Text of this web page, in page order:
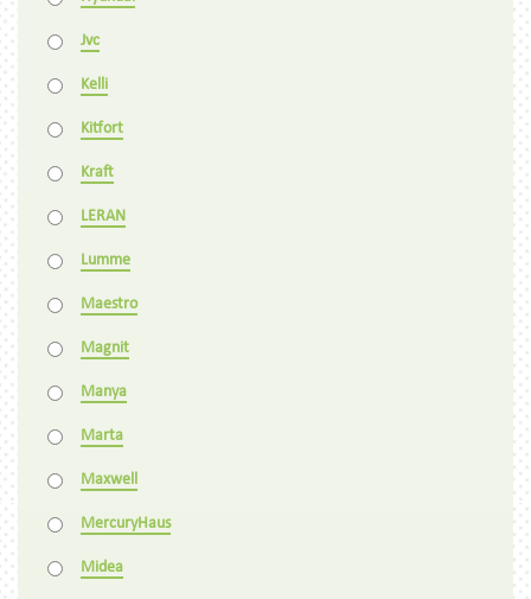
Jvc
Kelli
Kitfort
Kraft
LERAN
Lumme
Maestro
Magnit
Manya
Marta
Maxwell
MercuryHaus
Midea